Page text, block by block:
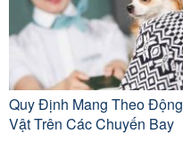
Quy Định Mang Theo Động
Vật Trên Các Chuyến Bay